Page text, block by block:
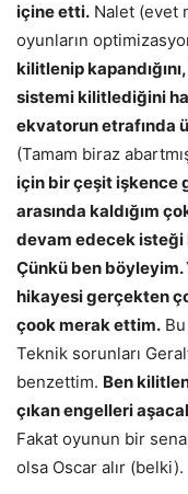
içine etti. Nalet (evet
oyunların
kilitlenip
sistemi kilitlediğini
ekvatorun etrafında
(Tamam biraz
için bir çeşit işkence
arasında kaldığım
devam edecek isteği
Çünkü ben
hikayesi gerçekten
çook merak ettim.
Teknik sorunları
benzettim. Ben
çıkan engelleri
Fakat oyunun bir
olsa Oscar alır (belki).